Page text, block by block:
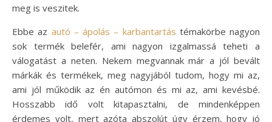
meg is veszitek.
Ebbe az autó – ápolás – karbantartás témakörbe nagyon
sok termék belefér, ami nagyon izgalmassá teheti a
válogatást a neten. Nekem megvannak már a jól bevált
márkák és termékek, meg nagyjából tudom, hogy mi az,
ami jól működik az én autómon és mi az, ami kevésbé.
Hosszabb idő volt kitapasztalni, de mindenképpen
érdemes volt, mert azóta abszolút úgy érzem, hogy jó